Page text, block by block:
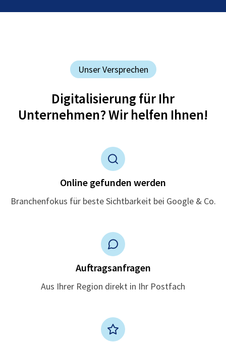
Unser Versprechen
Digitalisierung für Ihr
Unternehmen? Wir helfen Ihnen!
Online gefunden werden
Branchenfokus für beste Sichtbarkeit bei Google & Co.
Auftragsanfragen
Aus Ihrer Region direkt in Ihr Postfach